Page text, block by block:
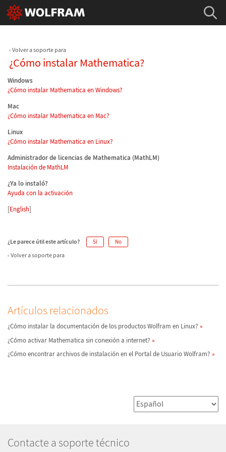
Volver a soporte para
¿Cómo instalar Mathematica?
Windows
¿Cómo instalar Mathematica en Windows?
Mac
¿Cómo instalar Mathematica en Mac?
Linux
¿Cómo instalar Mathematica en Linux?
Administrador de licencias de Mathematica (MathLM)
Instalación de MathLM
¿Ya lo instaló?
Ayuda con la activación
[English]
¿Le parece útil este artículo? Sí No
Volver a soporte para
Artículos relacionados
¿Cómo instalar la documentación de los productos Wolfram en Linux?
¿Cómo activar Mathematica sin conexión a internet?
¿Cómo encontrar archivos de instalación en el Portal de Usuario Wolfram?
Contacte a soporte técnico